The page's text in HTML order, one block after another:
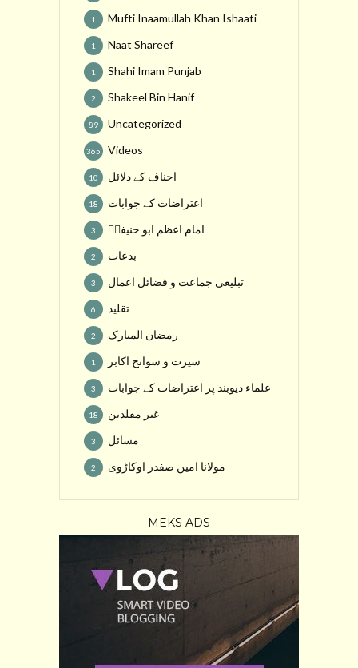
Mufti Inaamullah Khan Ishaati
1
Naat Shareef
1
Shahi Imam Punjab
1
Shakeel Bin Hanif
2
Uncategorized
89
Videos
365
احناف کے دلائل 10
اعتراضات کے جوابات 18
امام اعظم ابو حنیفہؒ 3
بدعات 2
تبلیغی جماعت و فضائل اعمال 3
تقلید 6
رمضان المبارک 2
سیرت و سوانح اکابر 1
علماء دیوبند پر اعتراضات کے جوابات 3
غیر مقلدین 18
مسائل 3
مولانا امین صفدر اوکاڑوی 2
MEKS ADS